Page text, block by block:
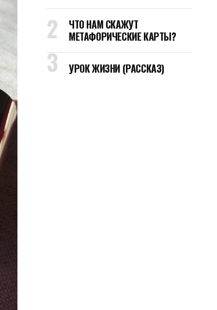
ЧТО НАМ СКАЖУТ
МЕТАФОРИЧЕСКИЕ КАРТЫ?
УРОК ЖИЗНИ (РАССКАЗ)